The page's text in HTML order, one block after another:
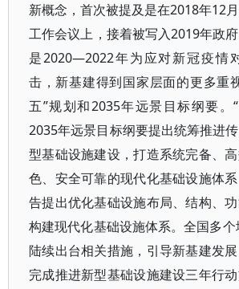
新概念，首次被提及是在2018年12
工作会议上，接着被写入2019年政
是2020—2022年为应对新冠疫情
击，新基建得到国家层面的更多重
五”规划和2035年远景目标纲要。
2035年远景目标纲要提出统筹推进
型基础设施建设，打造系统完备、
色、安全可靠的现代化基础设施体
告提出优化基础设施布局、结构、功
构建现代化基础设施体系。全国多
陆续出台相关措施，引导新基建发
完成推进新型基础设施建设三年行动